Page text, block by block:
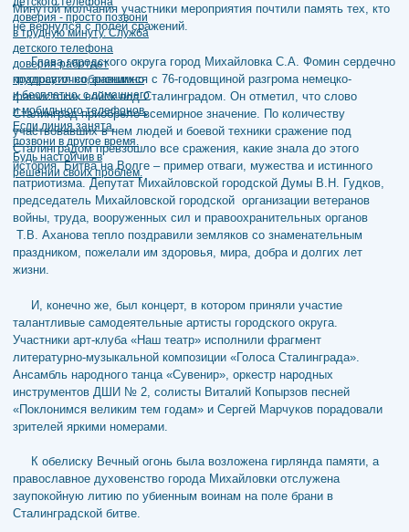
Минутой молчания участники мероприятия почтили память тех, кто
не вернулся с полей сражений.
Глава городского округа город Михайловка С.А. Фомин сердечно
поздравил собравшихся с 76-годовщиной разгрома немецко-
фашистских войск под Сталинградом. Он отметил, что слово
Сталинград приобрело всемирное значение. По количеству
участвовавших в нем людей и боевой техники сражение под
Сталинградом превзошло все сражения, какие знала до этого
история. Битва на Волге – пример отваги, мужества и истинного
патриотизма. Депутат Михайловской городской Думы В.Н. Гудков,
председатель Михайловской городской организации ветеранов
войны, труда, вооруженных сил и правоохранительных органов
Т.В. Аханова тепло поздравили земляков со знаменательным
праздником, пожелали им здоровья, мира, добра и долгих лет
жизни.
И, конечно же, был концерт, в котором приняли участие
талантливые самодеятельные артисты городского округа.
Участники арт-клуба «Наш театр» исполнили фрагмент
литературно-музыкальной композиции «Голоса Сталинграда».
Ансамбль народного танца «Сувенир», оркестр народных
инструментов ДШИ № 2, солисты Виталий Копырзов песней
«Поклонимся великим тем годам» и Сергей Марчуков порадовали
зрителей яркими номерами.
К обелиску Вечный огонь была возложена гирлянда памяти, а
православное духовенство города Михайловки отслужена
заупокойную литию по убиенным воинам на поле брани в
Сталинградской битве.